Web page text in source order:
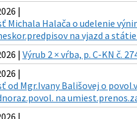
|
Michala Halača o udelenie
na vjazd a
|Výrub 2 × vŕba, p. C-KN č.
|
od Mgr.Ivany Bališovej o
na
|